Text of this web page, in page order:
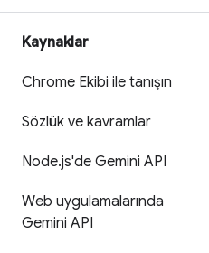
Kaynaklar
Chrome Ekibi ile tanışın
Sözlük ve kavramlar
Node.js'de Gemini API
Web uygulamalarında
Gemini API